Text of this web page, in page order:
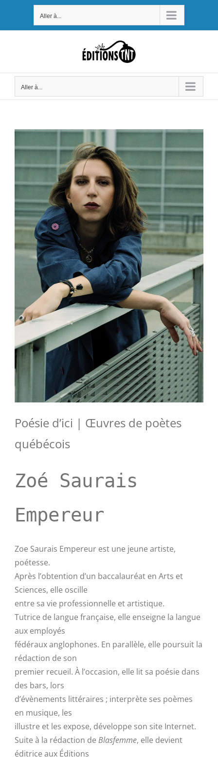
contenu
Aller à...
Aller à...
Poésie d’ici | Œuvres de poètes
québécois
Zoé Saurais
Empereur
Zoe Saurais Empereur est une jeune artiste,
poétesse.
Après l’obtention d’un baccalauréat en Arts et
Sciences, elle oscille
entre sa vie professionnelle et artistique.
Tutrice de langue française, elle enseigne la langue
aux employés
fédéraux anglophones. En parallèle, elle poursuit la
rédaction de son
premier recueil. À l’occasion, elle lit sa poésie dans
des bars, lors
d’évènements littéraires ; interprète ses poèmes
en musique, les
illustre et les expose, développe son site Internet.
Suite à la rédaction de Blasfemme, elle devient
éditrice aux Éditions